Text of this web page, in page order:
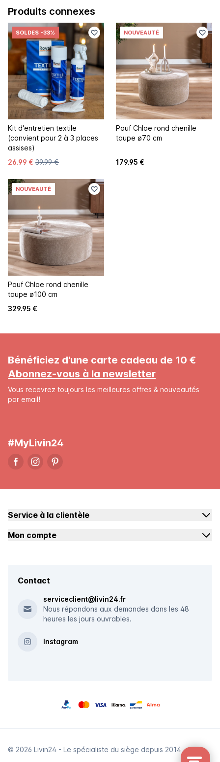
Produits connexes
SOLDES -33%
Kit d'entretien textile
(convient pour 2 à 3 places
assises)
26.99 € 39.99 €
NOUVEAUTÉ
Pouf Chloe rond chenille
taupe ø70 cm
179.95 €
NOUVEAUTÉ
Pouf Chloe rond chenille
taupe ø100 cm
329.95 €
Bénéficiez d'une carte cadeau de 10 €
Abonnez-vous à la newsletter
Vous recevrez toujours les meilleures offres & nouveautés
par email!
#MyLivin24
Service à la clientèle
Mon compte
Contact
serviceclient@livin24.fr
Nous répondons aux demandes dans les 48
heures les jours ouvrables.
Instagram
© 2026 Livin24 - Le spécialiste du siège depuis 2014